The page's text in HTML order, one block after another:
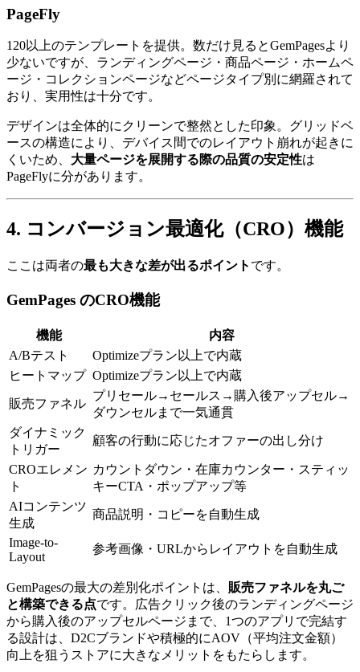
PageFly
120以上のテンプレートを提供。数だけ見るとGemPagesより
少ないですが、ランディングページ・商品ページ・ホームペ
ージ・コレクションページなどページタイプ別に網羅されて
おり、実用性は十分です。
デザインは全体的にクリーンで整然とした印象。グリッドベ
ースの構造により、デバイス間でのレイアウト崩れが起きに
くいため、 大量ページを展開する際の品質の安定性は
PageFlyに分があります。
4. コンバージョン最適化（CRO）機能
ここは両者の最も大きな差が出るポイント です。
GemPages のCRO機能
機能
内容
A/Bテスト
Optimizeプラン以上で内蔵
ヒートマップ Optimizeプラン以上で内蔵
販売ファネル
プリセール→セールス→購入後アップセル→
ダウンセルまで一気通貫
ダイナミック
トリガー
顧客の行動に応じたオファーの出し分け
CROエレメン
ト
カウントダウン・在庫カウンター・スティッ
キーCTA・ポップアップ等
AIコンテンツ
生成
商品説明・コピーを自動生成
Image-to-
Layout
参考画像・URLからレイアウトを自動生成
GemPagesの最大の差別化ポイントは、 販売ファネルを丸ご
と構築できる点です。広告クリック後のランディングページ
から購入後のアップセルページまで、1つのアプリで完結す
る設計は、D2Cブランドや積極的にAOV（平均注文金額）
向上を狙うストアに大きなメリットをもたらします。